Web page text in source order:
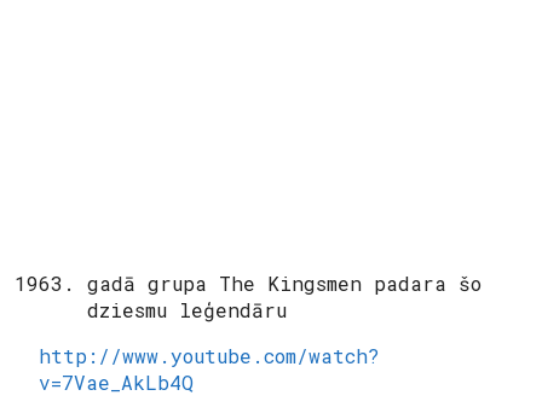
gadā grupa The Kingsmen padara šo
dziesmu leģendāru
http://www.youtube.com/watch?
v=7Vae_AkLb4Q